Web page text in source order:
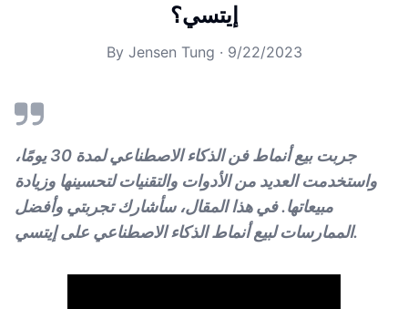
إيتسي؟
By Jensen Tung · 9/22/2023
جربت بيع أنماط فن الذكاء الاصطناعي لمدة 30 يومًا،
واستخدمت العديد من الأدوات والتقنيات لتحسينها وزيادة
مبيعاتها. في هذا المقال، سأشارك تجربتي وأفضل
الممارسات لبيع أنماط الذكاء الاصطناعي على إيتسي.